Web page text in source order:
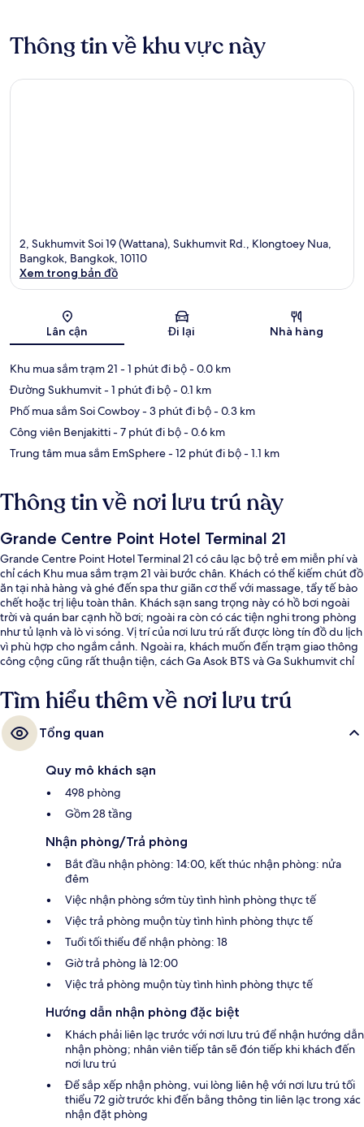
Thông tin về khu vực này
2, Sukhumvit Soi 19 (Wattana), Sukhumvit Rd., Klongtoey Nua,
Bangkok, Bangkok, 10110
Xem trong bản đồ
Lân cận Đi lại Nhà hàng
Khu mua sắm trạm 21 - 1 phút đi bộ- 0.0 km
Đường Sukhumvit- 1 phút đi bộ- 0.1 km
Phố mua sắm Soi Cowboy- 3 phút đi bộ- 0.3 km
Công viên Benjakitti- 7 phút đi bộ- 0.6 km
Trung tâm mua sắm EmSphere- 12 phút đi bộ- 1.1 km
Thông tin về nơi lưu trú này
Grande Centre Point Hotel Terminal 21
Grande Centre Point Hotel Terminal 21 có câu lạc bộ trẻ em miễn phí và
chỉ cách Khu mua sắm trạm 21 vài bước chân. Khách có thể kiếm chút đồ
ăn tại nhà hàng và ghé đến spa thư giãn cơ thể với massage, tẩy tế bào
chết hoặc trị liệu toàn thân. Khách sạn sang trọng này có hồ bơi ngoài
trời và quán bar cạnh hồ bơi; ngoài ra còn có các tiện nghi trong phòng
như tủ lạnh và lò vi sóng. Vị trí của nơi lưu trú rất được lòng tín đồ du lịch
vì phù hợp cho ngắm cảnh. Ngoài ra, khách muốn đến trạm giao thông
công cộng cũng rất thuận tiện, cách Ga Asok BTS và Ga Sukhumvit chỉ
Tìm hiểu thêm về nơi lưu trú
Tổng quan
Quy mô khách sạn
498 phòng
Gồm 28 tầng
Nhận phòng/Trả phòng
Bắt đầu nhận phòng: 14:00, kết thúc nhận phòng: nửa
đêm
Việc nhận phòng sớm tùy tình hình phòng thực tế
Việc trả phòng muộn tùy tình hình phòng thực tế
Tuổi tối thiểu để nhận phòng: 18
Giờ trả phòng là 12:00
Việc trả phòng muộn tùy tình hình phòng thực tế
Hướng dẫn nhận phòng đặc biệt
Khách phải liên lạc trước với nơi lưu trú để nhận hướng dẫn
nhận phòng; nhân viên tiếp tân sẽ đón tiếp khi khách đến
nơi lưu trú
Để sắp xếp nhận phòng, vui lòng liên hệ với nơi lưu trú tối
thiểu 72 giờ trước khi đến bằng thông tin liên lạc trong xác
nhận đặt phòng